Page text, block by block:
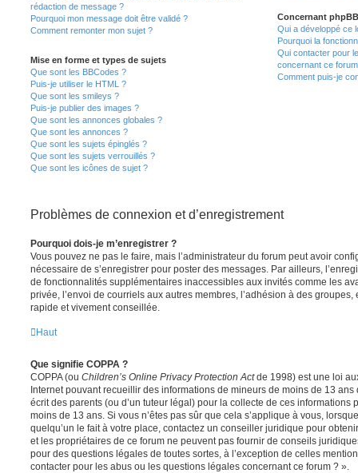
rédaction de message ?
Pourquoi mon message doit être validé ?
Comment remonter mon sujet ?
Mise en forme et types de sujets
Que sont les BBCodes ?
Puis-je utiliser le HTML ?
Que sont les smileys ?
Puis-je publier des images ?
Que sont les annonces globales ?
Que sont les annonces ?
Que sont les sujets épinglés ?
Que sont les sujets verrouillés ?
Que sont les icônes de sujet ?
Concernant phpBB
Qui a développé ce
Pourquoi la
Qui contacter pour
concernant ce
Comment puis-je
Problèmes de connexion et d’enregistrement
Pourquoi dois-je m’enregistrer ?
Vous pouvez ne pas le faire, mais l’administrateur du forum peut avoir
nécessaire de s’enregistrer pour poster des messages. Par ailleurs,
de fonctionnalités supplémentaires inaccessibles aux invités comme les
privée, l’envoi de courriels aux autres membres, l’adhésion à des groupes,
rapide et vivement conseillée.
Haut
Que signifie COPPA ?
COPPA (ou Children’s Online Privacy Protection Actde 1998) est une loi
Internet pouvant recueillir des informations de mineurs de moins de 13
écrit des parents (ou d’un tuteur légal) pour la collecte de ces informations
moins de 13 ans. Si vous n’êtes pas sûr que cela s’applique à vous,
quelqu’un le fait à votre place, contactez un conseiller juridique pour
et les propriétaires de ce forum ne peuvent pas fournir de conseils
pour des questions légales de toutes sortes, à l’exception de celles
contacter pour les abus ou les questions légales concernant ce forum ? ».